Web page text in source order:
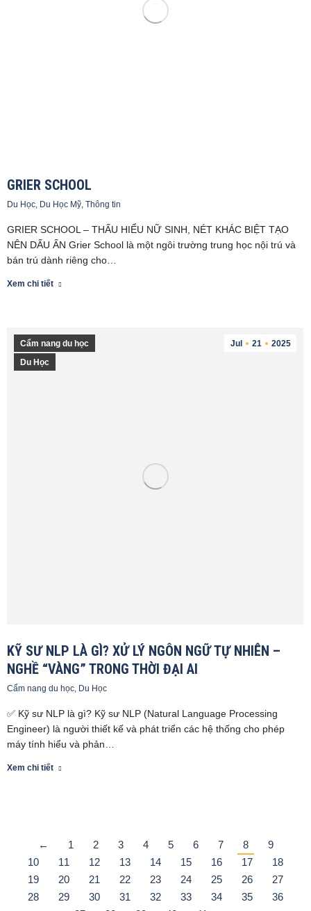
GRIER SCHOOL
Du Học, Du Học Mỹ, Thông tin
GRIER SCHOOL – THẤU HIỂU NỮ SINH, NÉT KHÁC BIỆT TẠO
NÊN DẤU ẤN Grier School là một ngôi trường trung học nội trú và
bán trú dành riêng cho…
Xem chi tiết
Jul 21 2025
Cẩm nang du học
Du Học
KỸ SƯ NLP LÀ GÌ? XỬ LÝ NGÔN NGỮ TỰ NHIÊN –
NGHỀ “VÀNG” TRONG THỜI ĐẠI AI
Cẩm nang du học, Du Học
✅ Kỹ sư NLP là gì? Kỹ sư NLP (Natural Language Processing
Engineer) là người thiết kế và phát triển các hệ thống cho phép
máy tính hiểu và phản…
Xem chi tiết
← 1 2 3 4 5 6 7 8
9
10
11 12 13 14 15 16 17
18
19
20 21 22 23 24 25 26
27
28
29 30 31 32 33 34 35
36